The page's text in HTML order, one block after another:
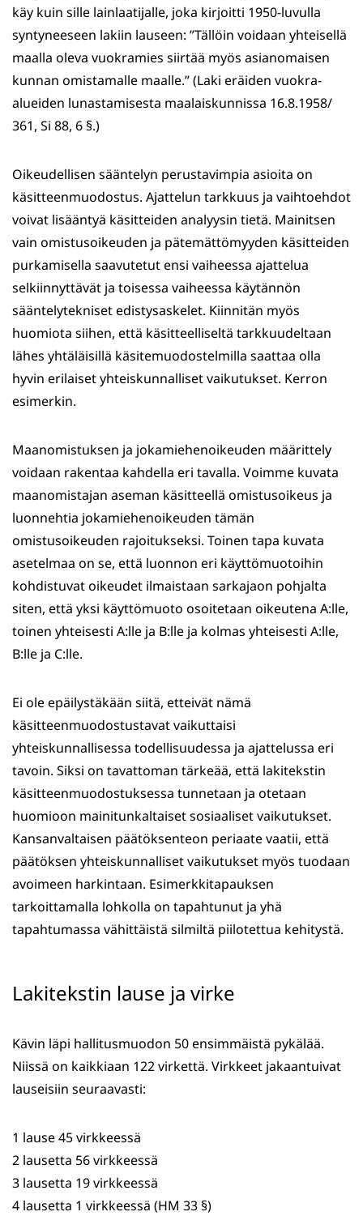
käy kuin sille lainlaatijalle, joka kirjoitti 1950-luvulla
syntyneeseen lakiin lauseen: ”Tällöin voidaan yhteisellä
maalla oleva vuokramies siirtää myös asianomaisen
kunnan omistamalle maalle.” (Laki eräiden vuokra-
alueiden lunastamisesta maalaiskunnissa 16.8.1958/
361, Si 88, 6 §.)
Oikeudellisen sääntelyn perustavimpia asioita on
käsitteenmuodostus. Ajattelun tarkkuus ja vaihtoehdot
voivat lisääntyä käsitteiden analyysin tietä. Mainitsen
vain omistusoikeuden ja pätemättömyyden käsitteiden
purkamisella saavutetut ensi vaiheessa ajattelua
selkiinnyttävät ja toisessa vaiheessa käytännön
sääntelytekniset edistysaskelet. Kiinnitän myös
huomiota siihen, että käsitteelliseltä tarkkuudeltaan
lähes yhtäläisillä käsitemuodostelmilla saattaa olla
hyvin erilaiset yhteiskunnalliset vaikutukset. Kerron
esimerkin.
Maanomistuksen ja jokamiehenoikeuden määrittely
voidaan rakentaa kahdella eri tavalla. Voimme kuvata
maanomistajan aseman käsitteellä omistusoikeus ja
luonnehtia jokamiehenoikeuden tämän
omistusoikeuden rajoitukseksi. Toinen tapa kuvata
asetelmaa on se, että luonnon eri käyttömuotoihin
kohdistuvat oikeudet ilmaistaan sarkajaon pohjalta
siten, että yksi käyttömuoto osoitetaan oikeutena A:lle,
toinen yhteisesti A:lle ja B:lle ja kolmas yhteisesti A:lle,
B:lle ja C:lle.
Ei ole epäilystäkään siitä, etteivät nämä
käsitteenmuodostustavat vaikuttaisi
yhteiskunnallisessa todellisuudessa ja ajattelussa eri
tavoin. Siksi on tavattoman tärkeää, että lakitekstin
käsitteenmuodostuksessa tunnetaan ja otetaan
huomioon mainitunkaltaiset sosiaaliset vaikutukset.
Kansanvaltaisen päätöksenteon periaate vaatii, että
päätöksen yhteiskunnalliset vaikutukset myös tuodaan
avoimeen harkintaan. Esimerkkitapauksen
tarkoittamalla lohkolla on tapahtunut ja yhä
tapahtumassa vähittäistä silmiltä piilotettua kehitystä.
Lakitekstin lause ja virke
Kävin läpi hallitusmuodon 50 ensimmäistä pykälää.
Niissä on kaikkiaan 122 virkettä. Virkkeet jakaantuivat
lauseisiin seuraavasti:
1 lause 45 virkkeessä
2 lausetta 56 virkkeessä
3 lausetta 19 virkkeessä
4 lausetta 1 virkkeessä (HM 33 §)